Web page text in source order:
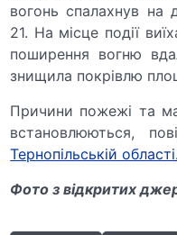
вогонь спалахнув на
21. На місце події
поширення вогню
знищила покрівлю
Причини пожежі та
встановлюються,
Тернопільській області.
Фото з відкритих